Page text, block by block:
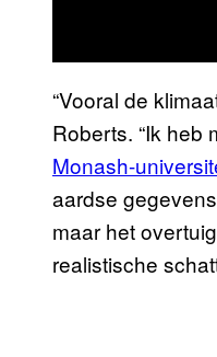
“Vooral de
Roberts. “Ik heb
Monash-
aardse
maar het
realistische